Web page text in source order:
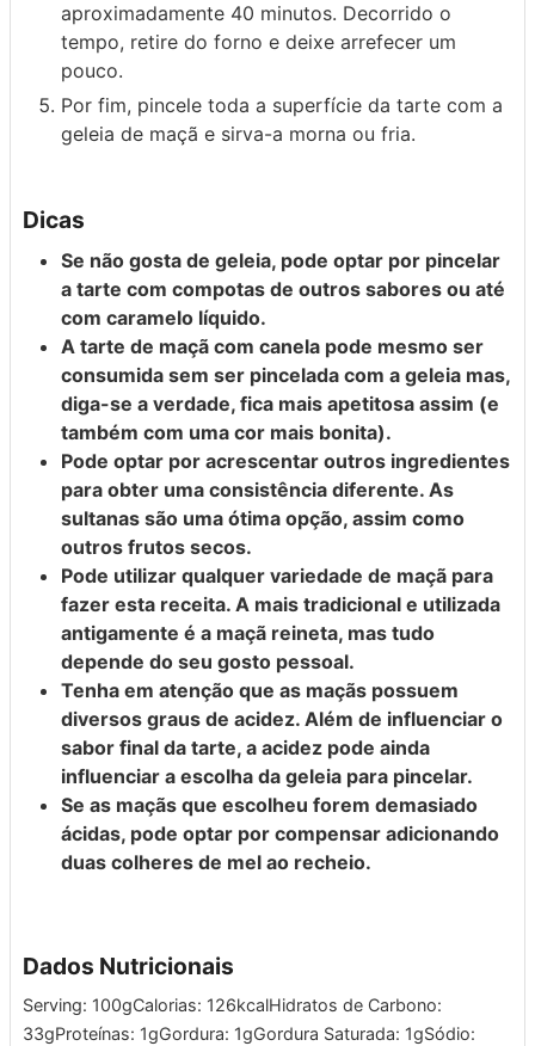
aproximadamente 40 minutos. Decorrido o
tempo, retire do forno e deixe arrefecer um
pouco.
Por fim, pincele toda a superfície da tarte com a
geleia de maçã e sirva-a morna ou fria.
Dicas
Se não gosta de geleia, pode optar por pincelar
a tarte com compotas de outros sabores ou até
com caramelo líquido.
A tarte de maçã com canela pode mesmo ser
consumida sem ser pincelada com a geleia mas,
diga-se a verdade, fica mais apetitosa assim (e
também com uma cor mais bonita).
Pode optar por acrescentar outros ingredientes
para obter uma consistência diferente. As
sultanas são uma ótima opção, assim como
outros frutos secos.
Pode utilizar qualquer variedade de maçã para
fazer esta receita. A mais tradicional e utilizada
antigamente é a maçã reineta, mas tudo
depende do seu gosto pessoal.
Tenha em atenção que as maçãs possuem
diversos graus de acidez. Além de influenciar o
sabor final da tarte, a acidez pode ainda
influenciar a escolha da geleia para pincelar.
Se as maçãs que escolheu forem demasiado
ácidas, pode optar por compensar adicionando
duas colheres de mel ao recheio.
Dados Nutricionais
Serving: 100gCalorias: 126kcalHidratos de Carbono:
33gProteínas: 1gGordura: 1gGordura Saturada: 1gSódio: